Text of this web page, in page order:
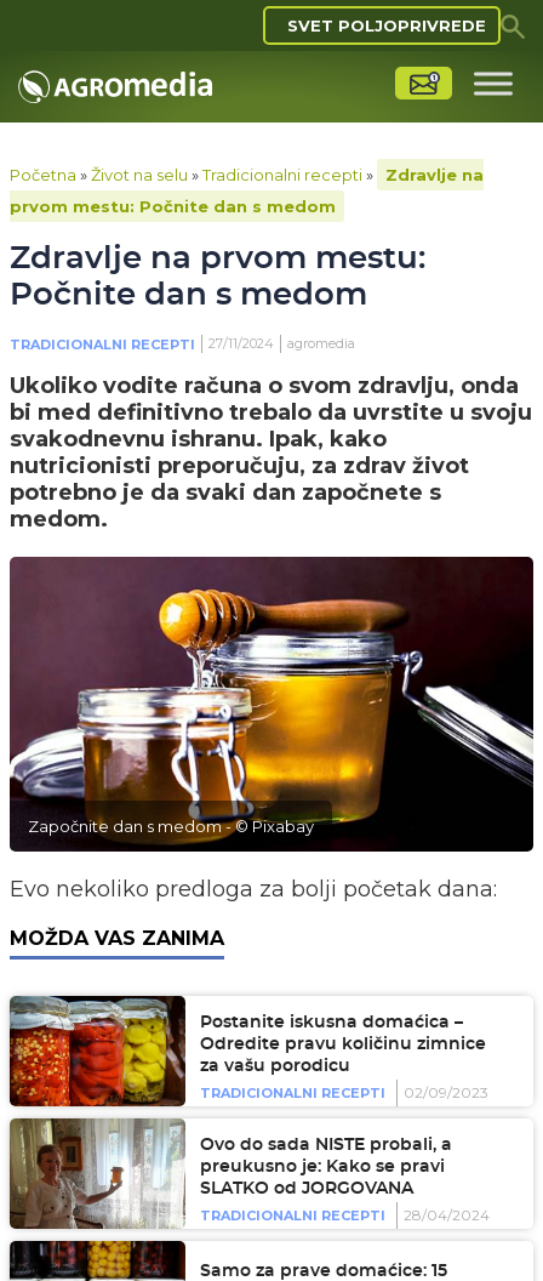
SVET POLJOPRIVREDE
Početna »Život na selu »Tradicionalni recepti»
Zdravlje na
prvom mestu: Počnite dan s medom
Zdravlje na prvom mestu:
Počnite dan s medom
TRADICIONALNI RECEPTI 27/11/2024 agromedia
Ukoliko vodite računa o svom zdravlju, onda
bi med definitivno trebalo da uvrstite u svoju
svakodnevnu ishranu. Ipak, kako
nutricionisti preporučuju, za zdrav život
potrebno je da svaki dan započnete s
medom.
Započnite dan s medom - © Pixabay
Evo nekoliko predloga za bolji početak dana:
MOŽDA VAS ZANIMA
Postanite iskusna domaćica –
Odredite pravu količinu zimnice
za vašu porodicu
TRADICIONALNI RECEPTI
02/09/2023
Ovo do sada NISTE probali, a
preukusno je: Kako se pravi
SLATKO od JORGOVANA
TRADICIONALNI RECEPTI
28/04/2024
Samo za prave domaćice: 15